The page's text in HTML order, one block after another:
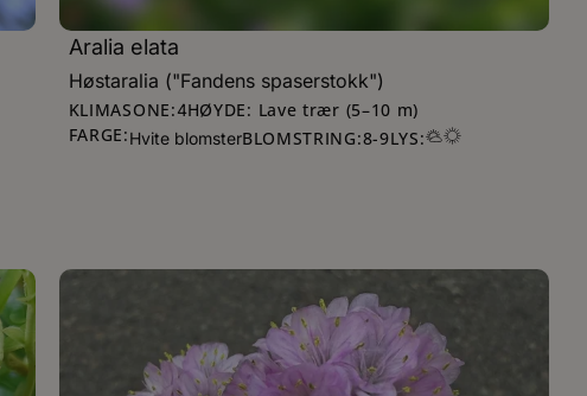
Aralia elata
Høstaralia ("Fandens spaserstokk")
KLIMASONE:4HØYDE: Lave trær (5–10 m)
FARGE:Hvite blomsterBLOMSTRING:8-9LYS: